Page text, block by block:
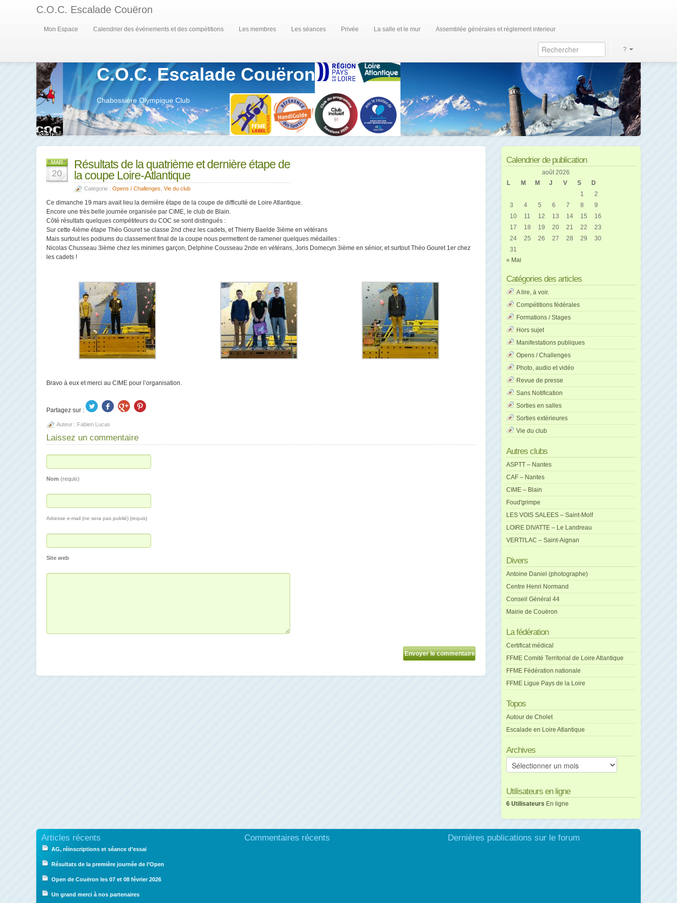
C.O.C. Escalade Couëron
Mon Espace Calendrier des événements et des compétitions Les membres Les séances Privée La salle et le mur Assemblée générales et réglement interieur
?
C.O.C. Escalade Couëron
Chabossière Olympique Club
MAR
20
Résultats de la quatrième et dernière étape de
la coupe Loire-Atlantique
Catégorie : Opens / Challenges Vie du club
Ce dimanche 19 mars avait lieu la dernière étape de la coupe de difficulté de Loire Atlantique.
Encore une très belle journée organisée par CIME, le club de Blain.
Côté résultats quelques compétiteurs du COC se sont distingués :
Sur cette 4ième étape Théo Gouret se classe 2nd chez les cadets, et Thierry Baelde 3ième en vétérans
Mais surtout les podiums du classement final de la coupe nous permettent de ramener quelques médailles :
Nicolas Chusseau 3ième chez les minimes garçon, Delphine Cousseau 2nde en vétérans, Joris Domecyn 3ième en sénior, et surtout Théo Gouret 1er chez
les cadets !
Bravo à eux et merci au CIME pour l’organisation.
Partagez sur :
Auteur : Fabien Lucas
Laissez un commentaire
Nom (requis)
Adresse e-mail (ne sera pas publié) (requis)
Site web
Calendrier de publication
août 2026
L
M M J V S
D
1
2
3
4 5 6 7 8
9
10
11 12 13 14 15
16
17
18 19 20 21 22
23
24
25 26 27 28 29
30
31
« Mai
Catégories des articles
A lire, à voir.
Compétitions fédérales
Formations / Stages
Hors sujet
Manifestations publiques
Opens / Challenges
Photo, audio et vidéo
Revue de presse
Sans Notification
Sorties en salles
Sorties extérieures
Vie du club
Autres clubs
ASPTT – Nantes
CAF – Nantes
CIME – Blain
Foud'grimpe
LES VOIS SALEES – Saint-Molf
LOIRE DIVATTE – Le Landreau
VERTI'LAC – Saint-Aignan
Divers
Antoine Daniel (photographe)
Centre Henri Normand
Conseil Général 44
Mairie de Couëron
La fédération
Certificat médical
FFME Comité Territorial de Loire Atlantique
FFME Fédération nationale
FFME Ligue Pays de la Loire
Topos
Autour de Cholet
Escalade en Loire Atlantique
Archives
Archives
Utilisateurs en ligne
6 Utilisateurs En ligne
Articles récents
AG, réinscriptions et séance d’essai
Résultats de la première journée de l’Open
Open de Couëron les 07 et 08 février 2026
Un grand merci à nos partenaires
Commentaires récents Dernières publications sur le forum